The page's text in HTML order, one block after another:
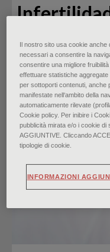
di
Dr.ssa Kiwita Phillips,
Folashade Omole
∙ abril 2024
Il nostro sito usa cookie anche
necessari a consentire la
consentire una migliore
effettuare statistiche
per sottoporti contenuti, anche
manifestate nell‘ambito della
automaticamente rilevate
Cookie policy. Per inibire i
pubblicità mirata e/o i cookie
AGGIUNTIVE. Cliccando
tipologie di cookie.
INFORMAZIONI